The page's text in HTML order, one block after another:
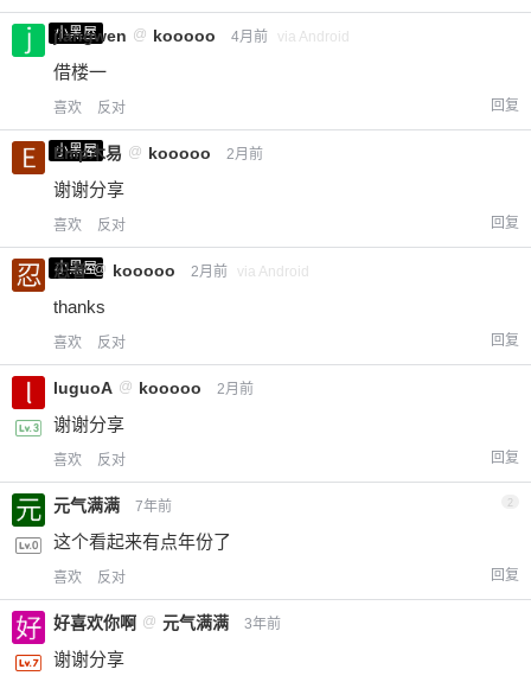
小黑屋
jiangwen @ kooooo 4月前 via Android
借楼一
喜欢 反对 回复
小黑屋
Emp木易 @ kooooo 2月前
谢谢分享
喜欢 反对 回复
小黑屋
忍者 @ kooooo 2月前 via Android
thanks
喜欢 反对 回复
luguoA @ kooooo 2月前
谢谢分享
喜欢 反对 回复
元气满满 7年前 2
这个看起来有点年份了
喜欢 反对 回复
好喜欢你啊 @ 元气满满 3年前
谢谢分享